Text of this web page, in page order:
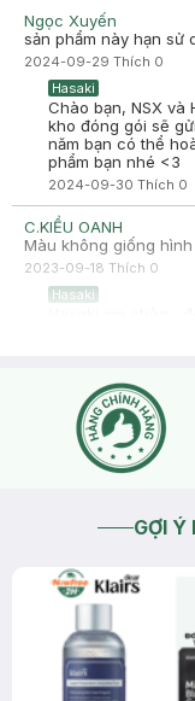
Ngọc Xuyến
sản phẩm này hạn sử
2024-09-29 Thích 0
Hasaki
Chào bạn, NSX và
kho đóng gói sẽ
năm bạn có thể
phẩm bạn nhé <3
2024-09-30 Thích 0
C.KIỀU OANH
Màu không giống
2023-09-18 Thích 0
Hasaki
phần "chat với
GỢI Ý